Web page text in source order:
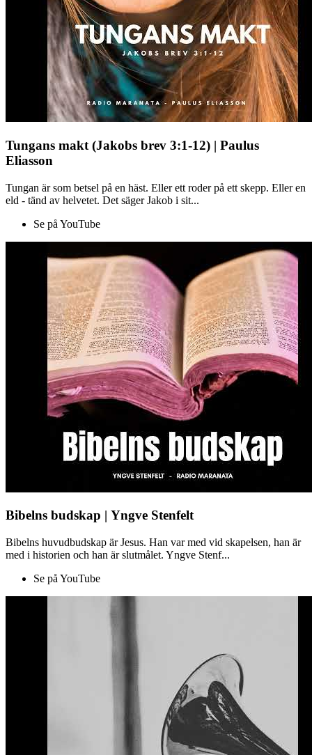
Tungans makt (Jakobs brev 3:1-12) | Paulus
Eliasson
Tungan är som betsel på en häst. Eller ett roder på ett skepp. Eller en
eld - tänd av helvetet. Det säger Jakob i sit...
Se på YouTube
Bibelns budskap | Yngve Stenfelt
Bibelns huvudbudskap är Jesus. Han var med vid skapelsen, han är
med i historien och han är slutmålet. Yngve Stenf...
Se på YouTube